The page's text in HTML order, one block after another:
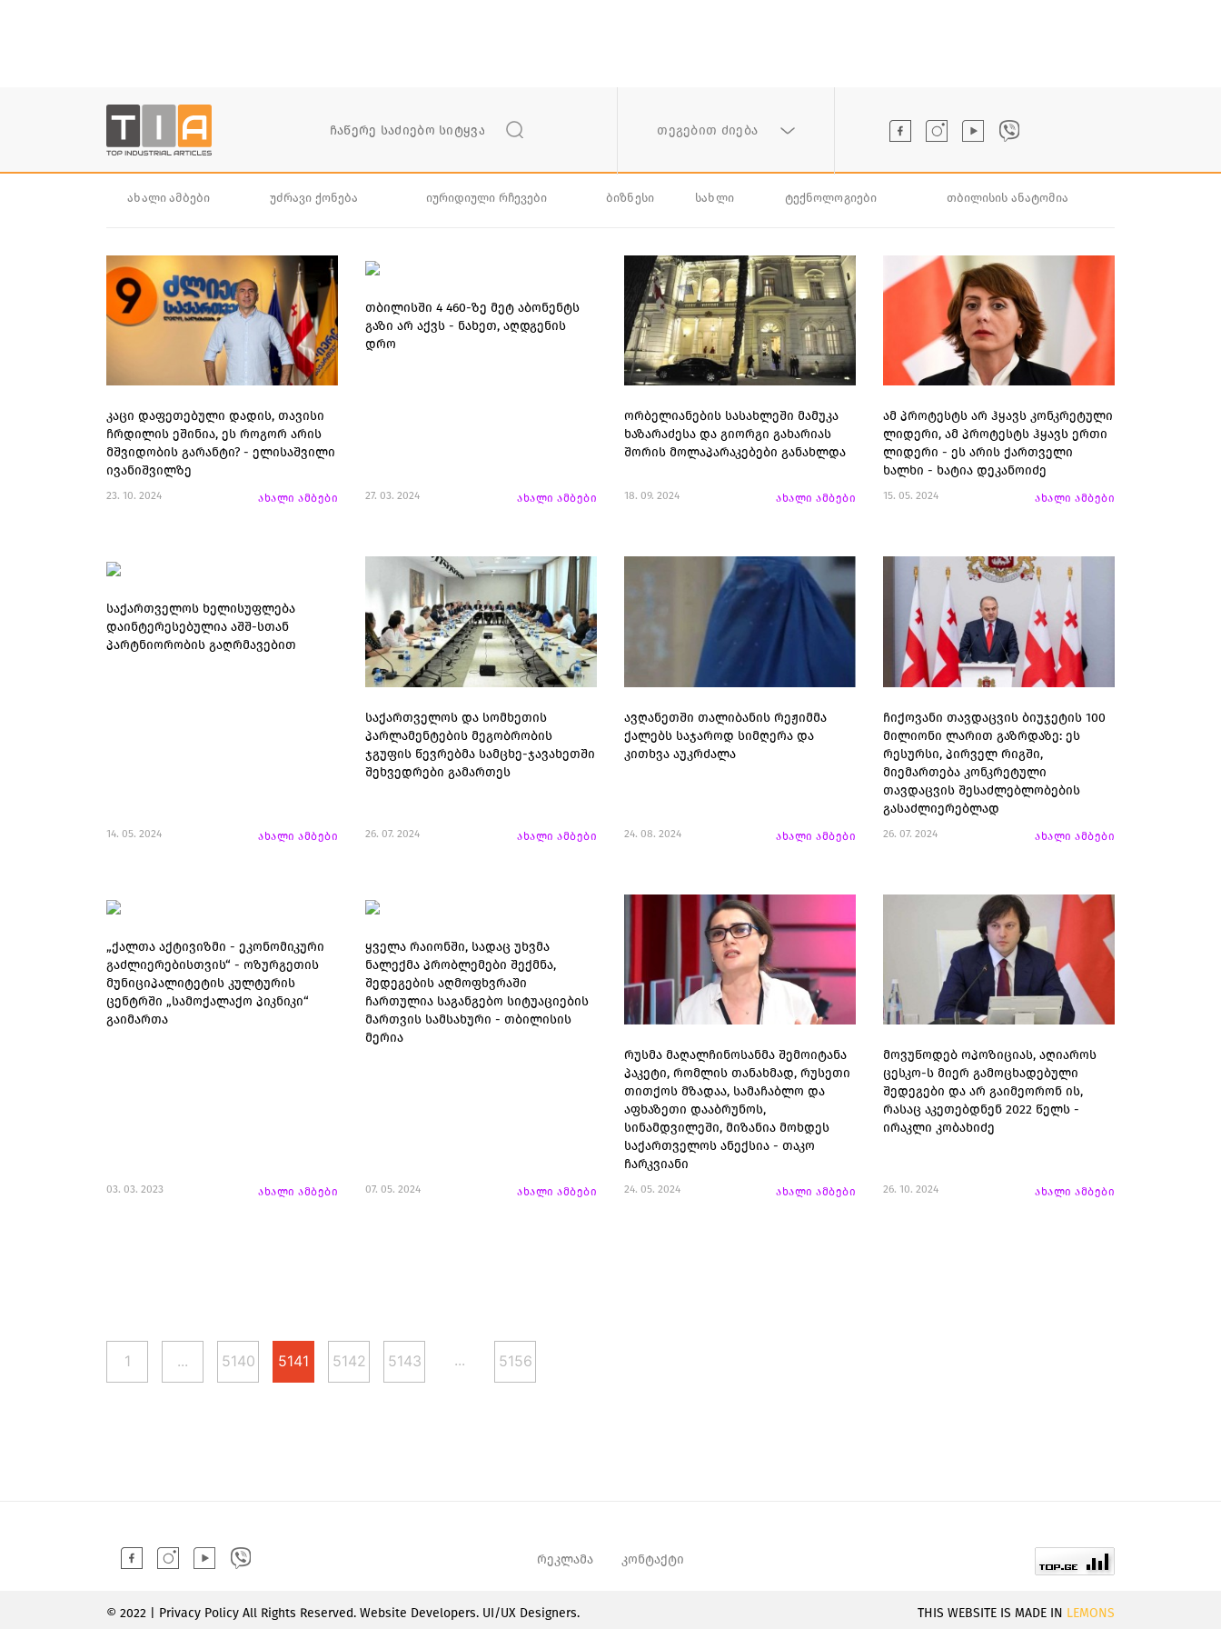
თეგებით ძიება
ახალი ამბები უძრავი ქონება იურიდიული რჩევები ბიზნესი სახლი ტექნოლოგიები თბილისის ანატომია
კაცი დაფეთებული დადის, თავისი
ჩრდილის ეშინია, ეს როგორ არის
მშვიდობის გარანტი? - ელისაშვილი
ივანიშვილზე
23. 10. 2024 ახალი ამბები
თბილისში 4 460-ზე მეტ აბონენტს
გაზი არ აქვს - ნახეთ, აღდგენის
დრო
27. 03. 2024 ახალი ამბები
ორბელიანების სასახლეში მამუკა
ხაზარაძესა და გიორგი გახარიას
შორის მოლაპარაკებები განახლდა
18. 09. 2024 ახალი ამბები
ამ პროტესტს არ ჰყავს კონკრეტული
ლიდერი, ამ პროტესტს ჰყავს ერთი
ლიდერი - ეს არის ქართველი
ხალხი - ხატია დეკანოიძე
15. 05. 2024 ახალი ამბები
საქართველოს ხელისუფლება
დაინტერესებულია აშშ-სთან
პარტნიორობის გაღრმავებით
14. 05. 2024 ახალი ამბები
საქართველოს და სომხეთის
პარლამენტების მეგობრობის
ჯგუფის წევრებმა სამცხე-ჯავახეთში
შეხვედრები გამართეს
26. 07. 2024 ახალი ამბები
ავღანეთში თალიბანის რეჟიმმა
ქალებს საჯაროდ სიმღერა და
კითხვა აუკრძალა
24. 08. 2024 ახალი ამბები
ჩიქოვანი თავდაცვის ბიუჯეტის 100
მილიონი ლარით გაზრდაზე: ეს
რესურსი, პირველ რიგში,
მიემართება კონკრეტული
თავდაცვის შესაძლებლობების
გასაძლიერებლად
26. 07. 2024 ახალი ამბები
„ქალთა აქტივიზმი - ეკონომიკური
გაძლიერებისთვის“ - ოზურგეთის
მუნიციპალიტეტის კულტურის
ცენტრში „სამოქალაქო პიკნიკი“
გაიმართა
03. 03. 2023 ახალი ამბები
ყველა რაიონში, სადაც უხვმა
ნალექმა პრობლემები შექმნა,
შედეგების აღმოფხვრაში
ჩართულია საგანგებო სიტუაციების
მართვის სამსახური - თბილისის
მერია
07. 05. 2024 ახალი ამბები
რუსმა მაღალჩინოსანმა შემოიტანა
პაკეტი, რომლის თანახმად, რუსეთი
თითქოს მზადაა, სამაჩაბლო და
აფხაზეთი დააბრუნოს,
სინამდვილეში, მიზანია მოხდეს
საქართველოს ანექსია - თაკო
ჩარკვიანი
24. 05. 2024 ახალი ამბები
მოვუწოდებ ოპოზიციას, აღიაროს
ცესკო-ს მიერ გამოცხადებული
შედეგები და არ გაიმეორონ ის,
რასაც აკეთებდნენ 2022 წელს -
ირაკლი კობახიძე
26. 10. 2024 ახალი ამბები
1 ... 5140 5141 5142 5143 ... 5156
რეკლამა კონტაქტი
© 2022 | Privacy Policy All Rights Reserved. Website Developers. UI/UX Designers. THIS WEBSITE IS MADE IN LEMONS